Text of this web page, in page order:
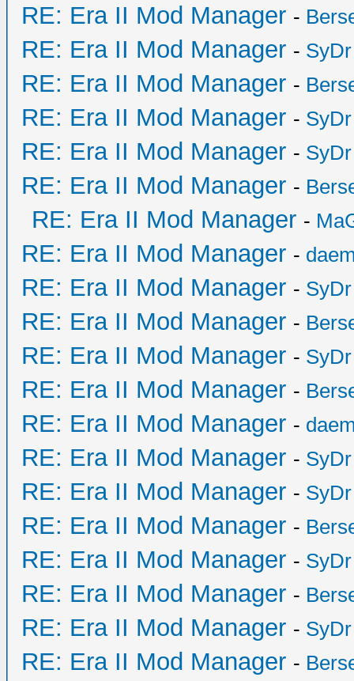
RE: Era II Mod Manager -
RE: Era II Mod Manager - SyDr
RE: Era II Mod Manager -
RE: Era II Mod Manager - SyDr
RE: Era II Mod Manager - SyDr
RE: Era II Mod Manager -
RE: Era II Mod Manager -
RE: Era II Mod Manager -
RE: Era II Mod Manager - SyDr
RE: Era II Mod Manager -
RE: Era II Mod Manager - SyDr
RE: Era II Mod Manager -
RE: Era II Mod Manager -
RE: Era II Mod Manager - SyDr
RE: Era II Mod Manager - SyDr
RE: Era II Mod Manager -
RE: Era II Mod Manager - SyDr
RE: Era II Mod Manager -
RE: Era II Mod Manager - SyDr
RE: Era II Mod Manager -